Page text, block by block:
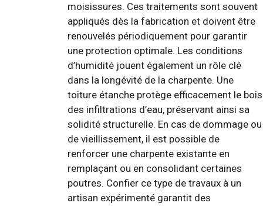
moisissures. Ces traitements sont souvent
appliqués dès la fabrication et doivent être
renouvelés périodiquement pour garantir
une protection optimale. Les conditions
d’humidité jouent également un rôle clé
dans la longévité de la charpente. Une
toiture étanche protège efficacement le bois
des infiltrations d’eau, préservant ainsi sa
solidité structurelle. En cas de dommage ou
de vieillissement, il est possible de
renforcer une charpente existante en
remplaçant ou en consolidant certaines
poutres. Confier ce type de travaux à un
artisan expérimenté garantit des